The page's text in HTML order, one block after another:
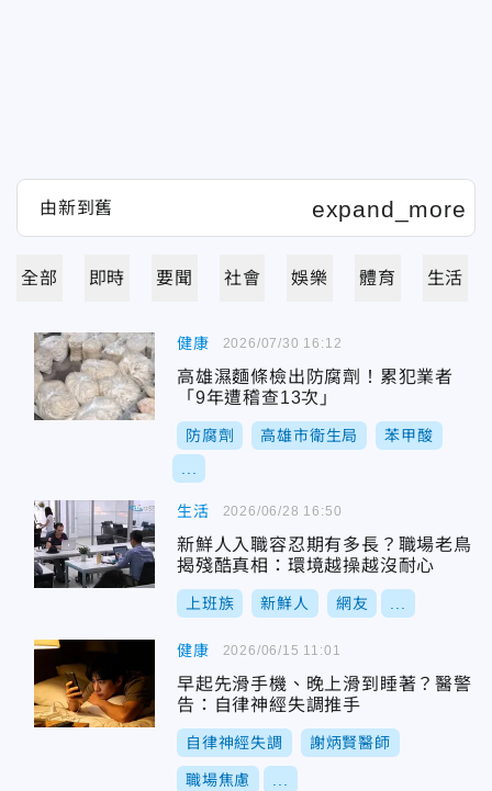
全部 即時 要聞 社會 娛樂 體育 生活
健康
高雄濕麵條檢出防腐劑！累犯業者
「9年遭稽查13次」
防腐劑 高雄市衛生局 苯甲酸
2026/07/30 16:12
生活
新鮮人入職容忍期有多長？職場老鳥
揭殘酷真相：環境越操越沒耐心
上班族 新鮮人 網友
2026/06/28 16:50
健康
早起先滑手機、晚上滑到睡著？醫警
告：自律神經失調推手
自律神經失調 謝炳賢醫師
職場焦慮
2026/06/15 11:01